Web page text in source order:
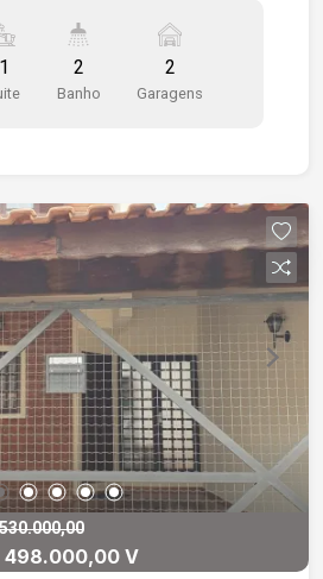
1 suíte, perfeitos para
com privacidade e
aconchegante com piso
facilitando a limpeza e
quintal, ideal para lazer ou
- Quarto de serviço e
versatilidade para
depósito ou área de apoio -
2 veículos, com portão
segurança e praticidade
estratégica, próxima a
e vias de acesso, em bairro
Ideal para famílias que
e conforto. Agende
conhecer pessoalmente essa
1 2
Banho
2
Garagens
498.000,00 V